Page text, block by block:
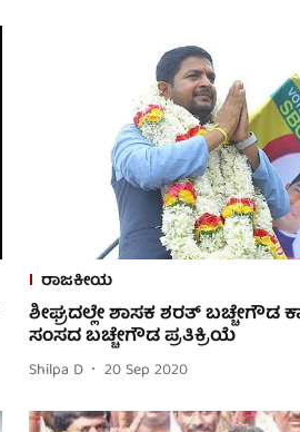
ರಾಜಕೀಯ
ಶೀಘ್ರದಲ್ಲೇ ಶಾಸಕ ಶರತ್ ಬಚ್ಚೇಗೌಡ
ಸಂಸದ ಬಚ್ಚೇಗೌಡ ಪ್ರತಿಕ್ರಿಯೆ
Shilpa D 20 Sep 2020